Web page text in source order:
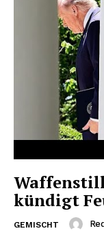
kündigt
GEMISCHT